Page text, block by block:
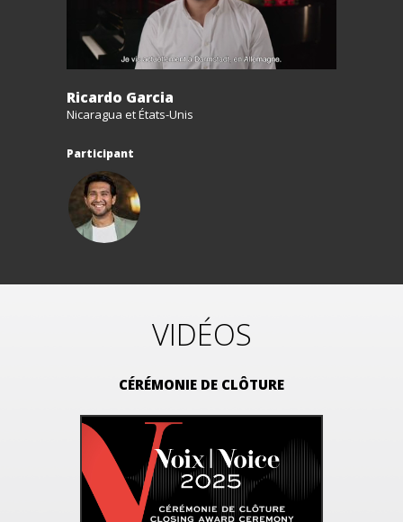
Ricardo Garcia
Nicaragua et États-Unis
Participant
VIDÉOS
CÉRÉMONIE DE CLÔTURE